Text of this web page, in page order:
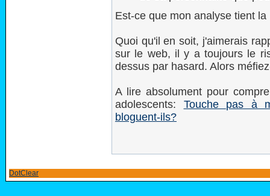
Est-ce que mon analyse tient la
Quoi qu'il en soit, j'aimerais
sur le web, il y a toujours le
dessus par hasard. Alors
A lire absolument pour
adolescents: Touche pas à
bloguent-ils?
DotClear